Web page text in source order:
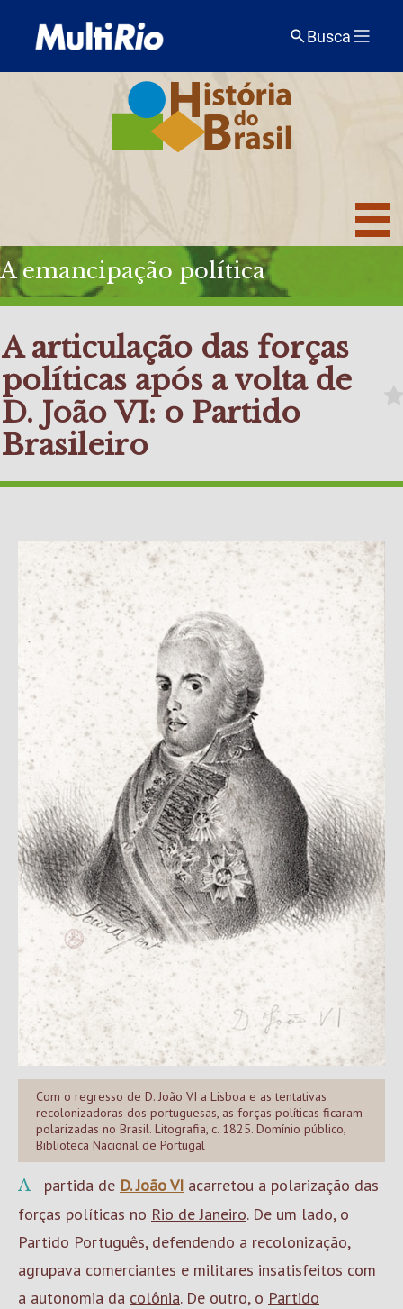
Busca
A emancipação política
A articulação das forças
políticas após a volta de
D. João VI: o Partido
Brasileiro
Com o regresso de D. João VI a Lisboa e as tentativas
recolonizadoras dos portuguesas, as forças políticas ficaram
polarizadas no Brasil. Litografia, c. 1825. Domínio público,
Biblioteca Nacional de Portugal
A partida de D. João VI acarretou a polarização das
forças políticas no Rio de Janeiro. De um lado, o
Partido Português, defendendo a recolonização,
agrupava comerciantes e militares insatisfeitos com
a autonomia da colônia. De outro, o Partido